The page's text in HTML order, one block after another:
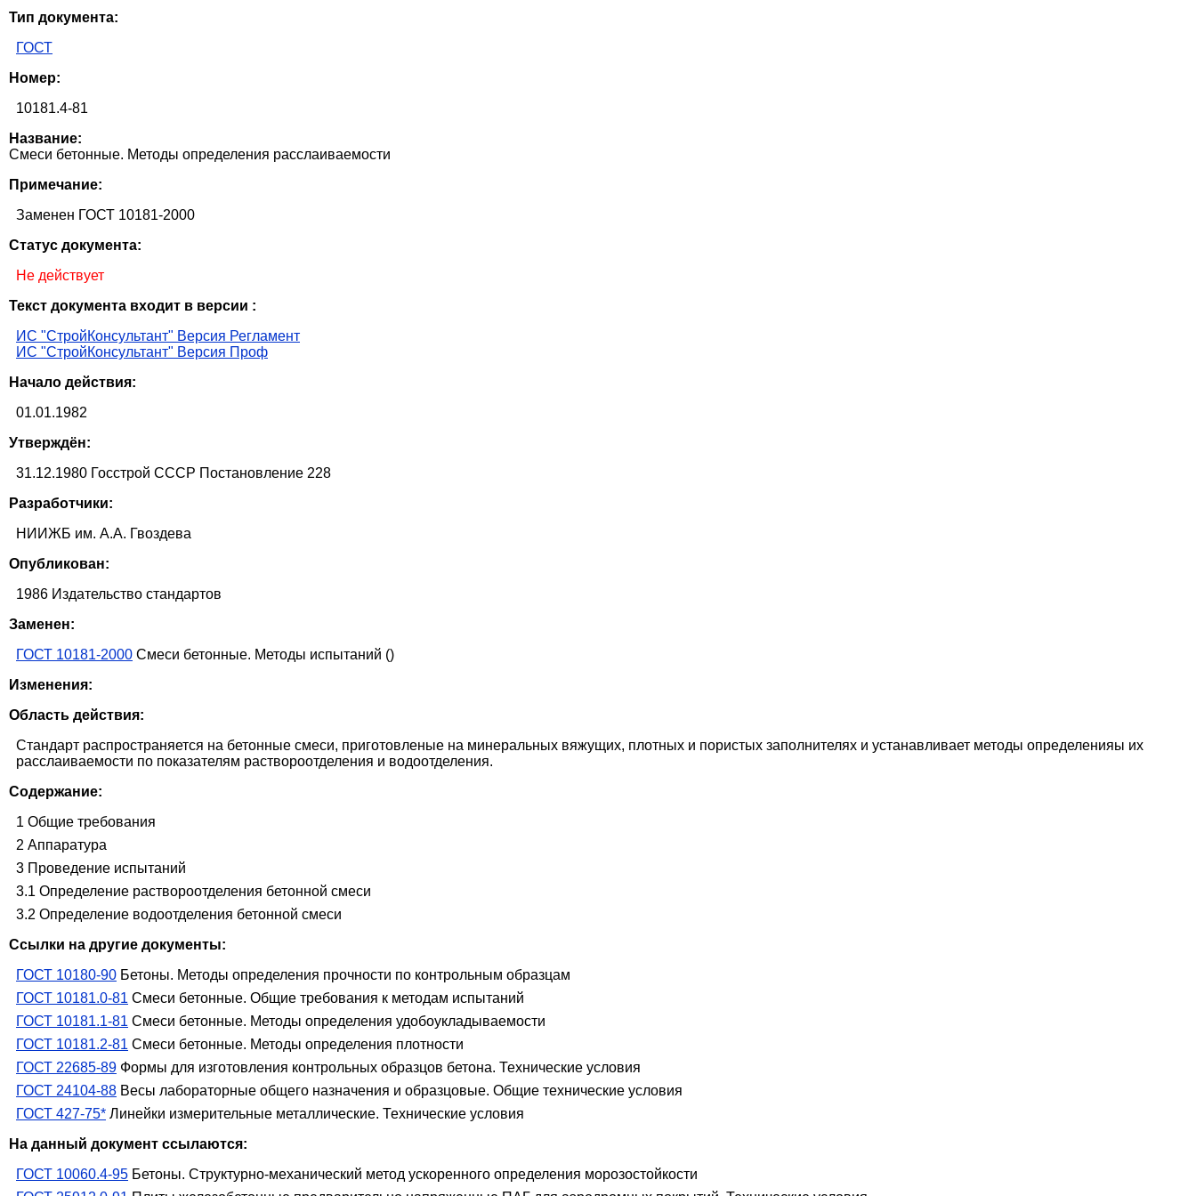
Тип документа:
ГОСТ
Номер:
10181.4-81
Название:
Смеси бетонные. Методы определения расслаиваемости
Примечание:
Заменен ГОСТ 10181-2000
Статус документа:
Не действует
Текст документа входит в версии :
ИС "СтройКонсультант" Версия Регламент
ИС "СтройКонсультант" Версия Проф
Начало действия:
01.01.1982
Утверждён:
31.12.1980 Госстрой СССР Постановление 228
Разработчики:
НИИЖБ им. А.А. Гвоздева
Опубликован:
1986 Издательство стандартов
Заменен:
ГОСТ 10181-2000 Смеси бетонные. Методы испытаний ()
Изменения:
Область действия:
Стандарт распространяется на бетонные смеси, приготовленые на минеральных вяжущих, плотных и пористых заполнителях и устанавливает методы определенияы их
расслаиваемости по показателям раствороотделения и водоотделения.
Содержание:
1 Общие требования
2 Аппаратура
3 Проведение испытаний
3.1 Определение раствороотделения бетонной смеси
3.2 Определение водоотделения бетонной смеси
Ссылки на другие документы:
ГОСТ 10180-90 Бетоны. Методы определения прочности по контрольным образцам
ГОСТ 10181.0-81 Смеси бетонные. Общие требования к методам испытаний
ГОСТ 10181.1-81 Смеси бетонные. Методы определения удобоукладываемости
ГОСТ 10181.2-81 Смеси бетонные. Методы определения плотности
ГОСТ 22685-89 Формы для изготовления контрольных образцов бетона. Технические условия
ГОСТ 24104-88 Весы лабораторные общего назначения и образцовые. Общие технические условия
ГОСТ 427-75* Линейки измерительные металлические. Технические условия
На данный документ ссылаются:
ГОСТ 10060.4-95 Бетоны. Структурно-механический метод ускоренного определения морозостойкости